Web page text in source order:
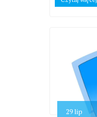
29lip